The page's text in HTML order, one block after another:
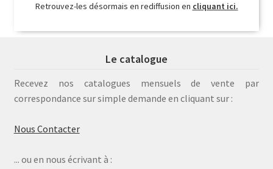
Retrouvez-les désormais en rediffusion en cliquant ici.
Le catalogue
Recevez nos catalogues mensuels de vente par
correspondance sur simple demande en cliquant sur :
Nous Contacter
... ou en nous écrivant à :